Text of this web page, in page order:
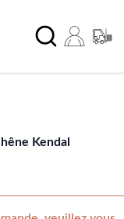
Chercher
Kendal